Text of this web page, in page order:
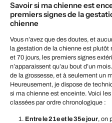
Savoir si ma chienne est
premiers signes de la
chienne
Vous n’avez que des doutes, et
la gestation de la chienne est plutôt
et 70 jours, les premiers signes
n’apparaissent qu’au bout d’un
de la grossesse, et à seulement un
Heureusement, je dispose de
si ma chienne est enceinte. Voici
classées par ordre chronologique :
Entre le 21e et le 35e jour, on